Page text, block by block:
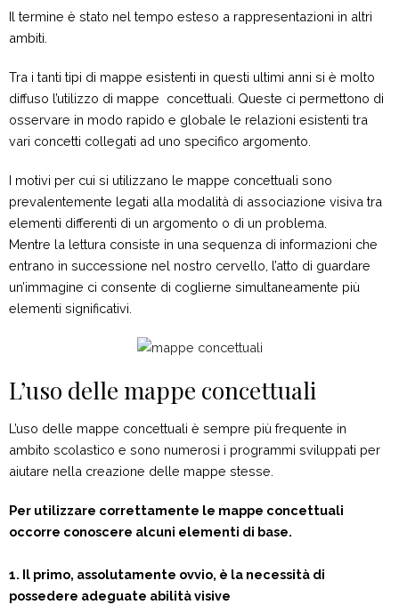
Il termine è stato nel tempo esteso a rappresentazioni in altri
ambiti.
Tra i tanti tipi di mappe esistenti in questi ultimi anni si è molto
diffuso l’utilizzo di mappe concettuali. Queste ci permettono di
osservare in modo rapido e globale le relazioni esistenti tra
vari concetti collegati ad uno specifico argomento.
I motivi per cui si utilizzano le mappe concettuali sono
prevalentemente legati alla modalità di associazione visiva tra
elementi differenti di un argomento o di un problema.
Mentre la lettura consiste in una sequenza di informazioni che
entrano in successione nel nostro cervello, l’atto di guardare
un’immagine ci consente di coglierne simultaneamente più
elementi significativi.
L’uso delle mappe concettuali
L’uso delle mappe concettuali è sempre più frequente in
ambito scolastico e sono numerosi i programmi sviluppati per
aiutare nella creazione delle mappe stesse.
Per utilizzare correttamente le mappe concettuali
occorre conoscere alcuni elementi di base.
1. Il primo, assolutamente ovvio, è la necessità di
possedere adeguate abilità visive